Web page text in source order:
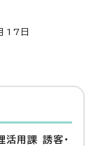
17日
用課 誘客・